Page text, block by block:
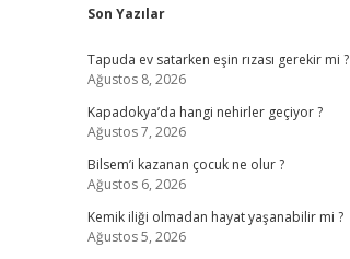
Sidebar
Son Yazılar
Tapuda ev satarken eşin rızası gerekir mi ?
Ağustos 8, 2026
Kapadokya’da hangi nehirler geçiyor ?
Ağustos 7, 2026
Bilsem’i kazanan çocuk ne olur ?
Ağustos 6, 2026
Kemik iliği olmadan hayat yaşanabilir mi ?
Ağustos 5, 2026